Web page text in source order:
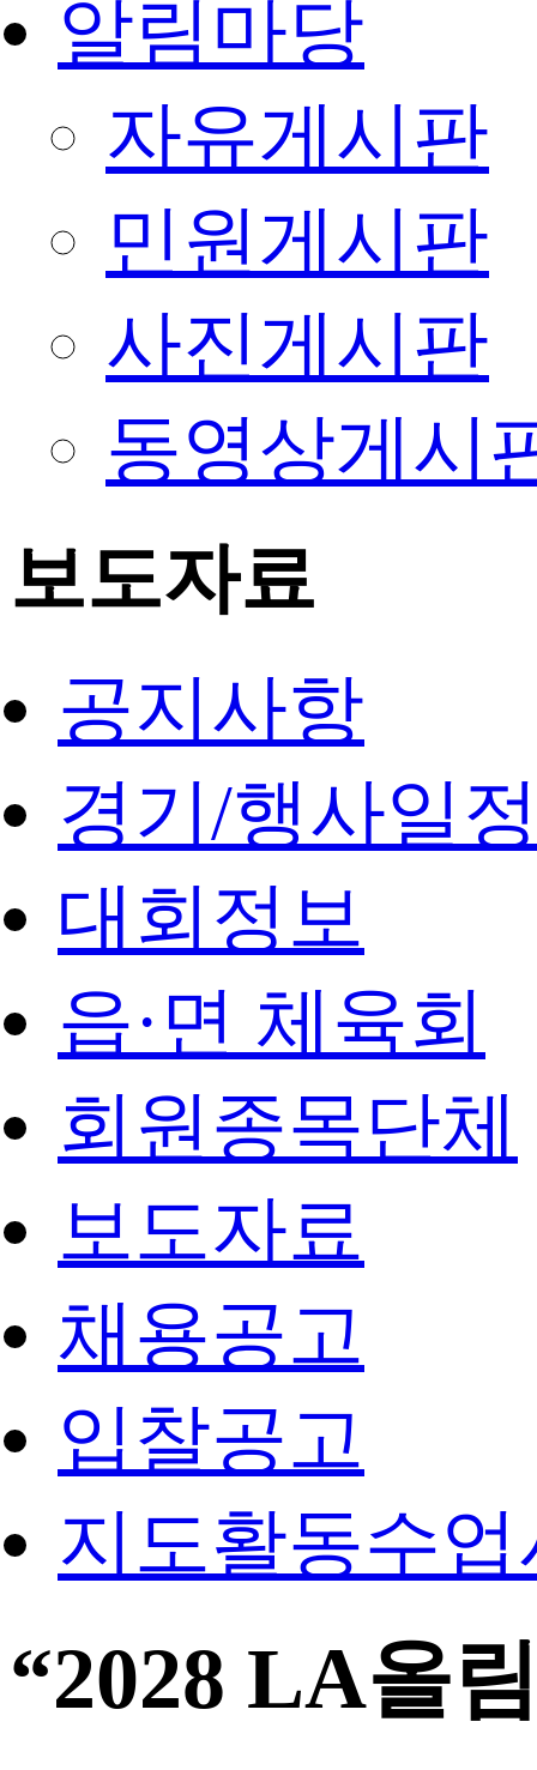
알림마당
자유게시판
민원게시판
사진게시판
동영상게시
보도자료
공지사항
경기/행사일
대회정보
읍·면 체육회
회원종목단체
보도자료
채용공고
입찰공고
지도활동수
“2028 LA올